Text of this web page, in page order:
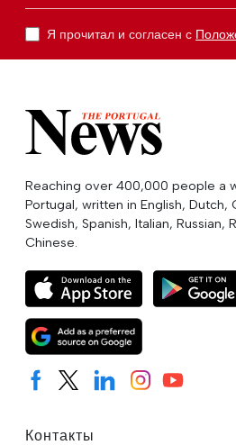
Я прочитал и согласен с
Reaching over 400,000 people a
Portugal, written in English, Dutch,
Swedish, Spanish, Italian, Russian,
Chinese.
Контакты